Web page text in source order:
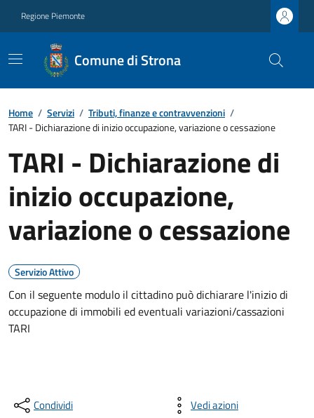
Regione Piemonte
Comune di Strona
Home / Servizi / Tributi, finanze e contravvenzioni /
TARI - Dichiarazione di inizio occupazione, variazione o cessazione
TARI - Dichiarazione di
inizio occupazione,
variazione o cessazione
Servizio Attivo
Con il seguente modulo il cittadino può dichiarare l'inizio di
occupazione di immobili ed eventuali variazioni/cassazioni
TARI
Condividi Vedi azioni